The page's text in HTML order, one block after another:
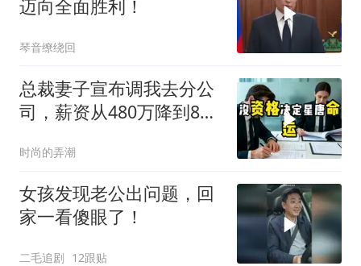
迈向全面胜利！
琴音缭绕回
总裁妻子宣布调我去分公
司，薪资从480万降到8
时尚的弄潮
女孩发现老公出问题，回
家一看傻眼了！
二毛追剧 12跟贴